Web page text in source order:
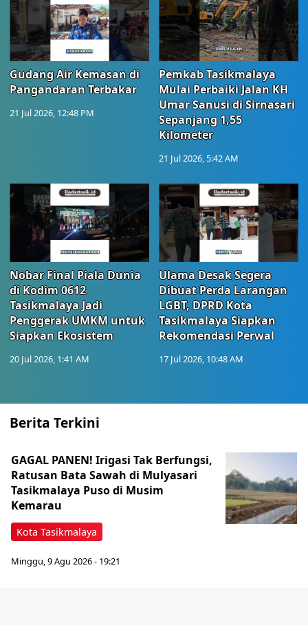
Gudang Air Kemasan di
Pangandaran Terbakar
21 Jul 2026, 12:48 PM
Pemkab Tasikmalaya
Mulai Perbaiki Jalan KH
Umar Sanusi di Sirnasari
Sepanjang 1,55
Kilometer
21 Jul 2026, 5:42 AM
Nobar Final Piala Dunia
di Kodim 0612
Tasikmalaya Jadi
Penggerak UMKM untuk
Siapkan Ekosistem
20 Jul 2026, 1:41 AM
Ulama Desak Segera
Dibuat Perda Larangan
LGBT, DPRD Kota
Tasikmalaya Siapkan
Rekomendasi Perwal
17 Jul 2026, 10:48 AM
Berita Terkini
Kota Tasikmalaya
GAGAL PANEN! Irigasi Tak Berfungsi,
Ratusan Bata Sawah di Mulyasari
Tasikmalaya Puso di Musim
Kemarau
Minggu, 9 Agu 2026 - 19:21